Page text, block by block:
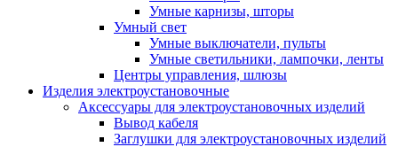
Умные карнизы, шторы
Умный свет
Умные выключатели, пульты
Умные светильники, лампочки, ленты
Центры управления, шлюзы
Изделия электроустановочные
Аксессуары для электроустановочных изделий
Вывод кабеля
Заглушки для электроустановочных изделий